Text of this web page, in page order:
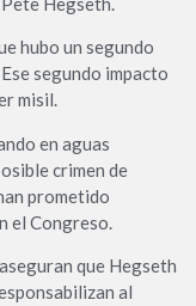
hubo un segundo
segundo impacto
misil.
en aguas
crimen de
prometido
el Congreso.
que Hegseth
al